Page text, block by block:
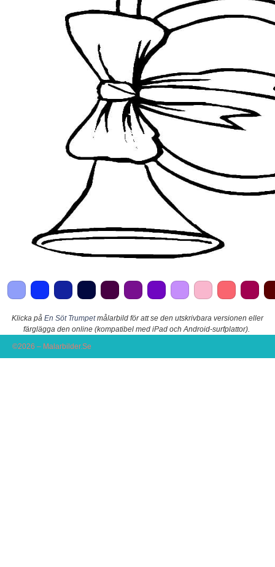
Klicka på En Söt Trumpetmålarbild för att se den utskrivbara versionen eller
färglägga den online (kompatibel med iPad och Android-surfplattor).
©2026 – Malarbilder.Se